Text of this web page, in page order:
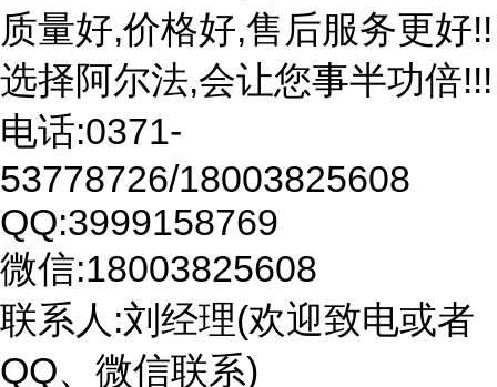
质量好,价格好,售后服务更好!!
选择阿尔法,会让您事半功倍!!!
电话:0371-
53778726/18003825608
QQ:3999158769
微信:18003825608
联系人:刘经理(欢迎致电或者
QQ、微信联系)